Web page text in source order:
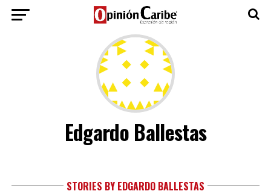
Edgardo Ballestas
STORIES BY EDGARDO BALLESTAS